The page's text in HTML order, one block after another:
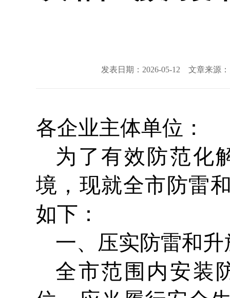
发表日期：2026-05-12 文章来源
各企业主体单位：
为了有效防范化
境，现就全市防雷
如下：
一、压实防雷和
全市范围内安装